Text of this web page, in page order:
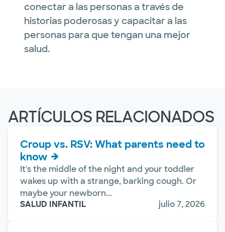
conectar a las personas a través de
historias poderosas y capacitar a las
personas para que tengan una mejor
salud.
ARTÍCULOS RELACIONADOS
Croup vs. RSV: What parents need to
know
It's the middle of the night and your toddler
wakes up with a strange, barking cough. Or
maybe your newborn...
SALUD INFANTIL
julio 7, 2026